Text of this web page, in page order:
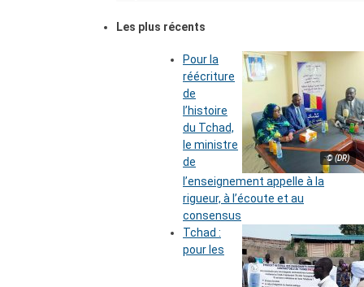
Les plus récents
© (DR)
Pour la
réécriture
de
l’histoire
du Tchad,
le ministre
de
l’enseignement appelle à la
rigueur, à l’écoute et au
consensus
Tchad :
pour les